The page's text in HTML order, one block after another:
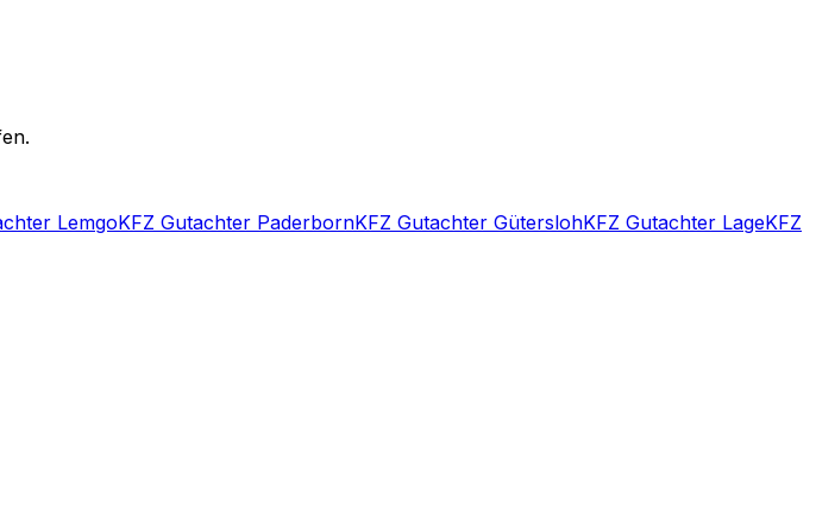
LemgoKFZ Gutachter PaderbornKFZ Gutachter GüterslohKFZ Gutachter LageKFZ